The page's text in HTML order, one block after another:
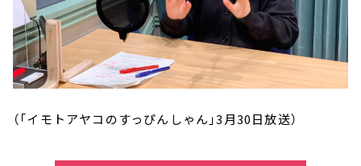
（「イモトアヤコのすっぴんしゃん」3月30日放送）